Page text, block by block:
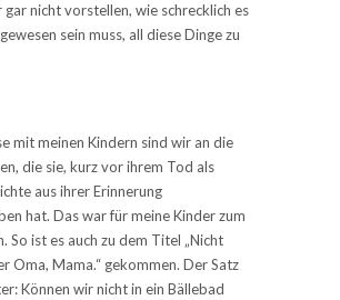
gar nicht vorstellen, wie schrecklich es
sein muss, all diese Dinge zu
mit meinen Kindern sind wir an die
die sie, kurz vor ihrem Tod als
aus ihrer Erinnerung
hat. Das war für meine Kinder zum
So ist es auch zu dem Titel „Nicht
Oma, Mama.“ gekommen. Der Satz
Können wir nicht in ein Bällebad